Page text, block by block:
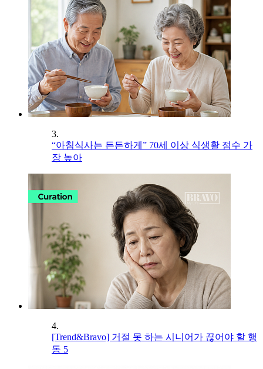
3.
“아침식사는 든든하게” 70세 이상 식생활 점수 가
장 높아
4.
[Trend&Bravo] 거절 못 하는 시니어가 끊어야 할 행
동 5